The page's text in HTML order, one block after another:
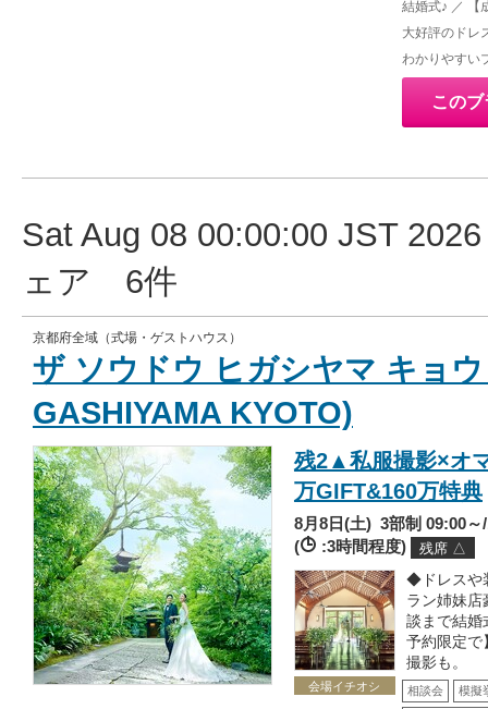
結婚式♪ ／ 【
大好評のドレ
わかりやすい
この
Sat Aug 08 00:00:00 JST
ェア 6件
京都府全域（式場・ゲストハウス）
ザ ソウドウ ヒガシヤマ キョ
GASHIYAMA KYOTO)
残2▲私服撮影×オ
万GIFT&160万特典
8月8日(土)3部制 09:00～/
(
:3時間程度) 残席 △
会場イチオシ
◆ドレスや
ラン姉妹
談まで結婚
予約限定で
撮影も。
相談会 模擬